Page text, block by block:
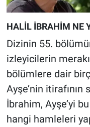
HALİL İBRAHİM NE
Dizinin 55.
izleyicilerin
bölümlere dair
Ayşe’nin
İbrahim, Ayşe’yi
hangi hamleleri